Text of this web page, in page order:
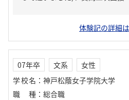
体験記の詳細
07年卒 文系
女性
学校名 ： 神戸松蔭女子学院大学
職種 ： 総合職